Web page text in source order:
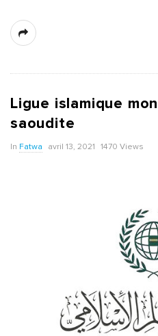
Ligue islamique
saoudite
In Fatwa avril 13, 2021 1470 Views